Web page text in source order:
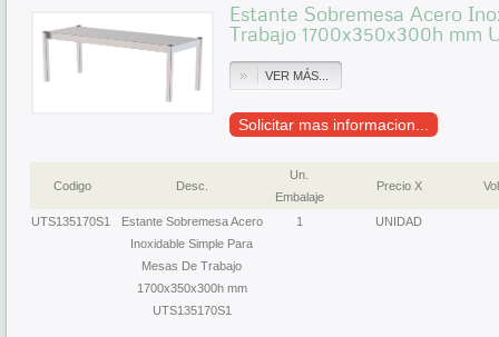
Estante Sobremesa Acero
Trabajo 1700x350x300h mm
VER MÁS...
Solicitar mas informacion...
Codigo Desc.
Un.
Embalaje
Precio X
UTS135170S1
Estante Sobremesa Acero
Inoxidable Simple Para
Mesas De Trabajo
1700x350x300h mm
UTS135170S1
1 UNIDAD